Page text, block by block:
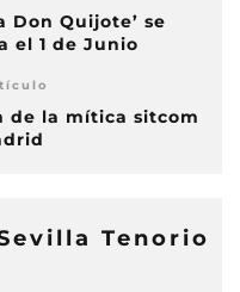
Don Quijote’ se
el 1 de Junio
de la mítica sitcom
Tenorio